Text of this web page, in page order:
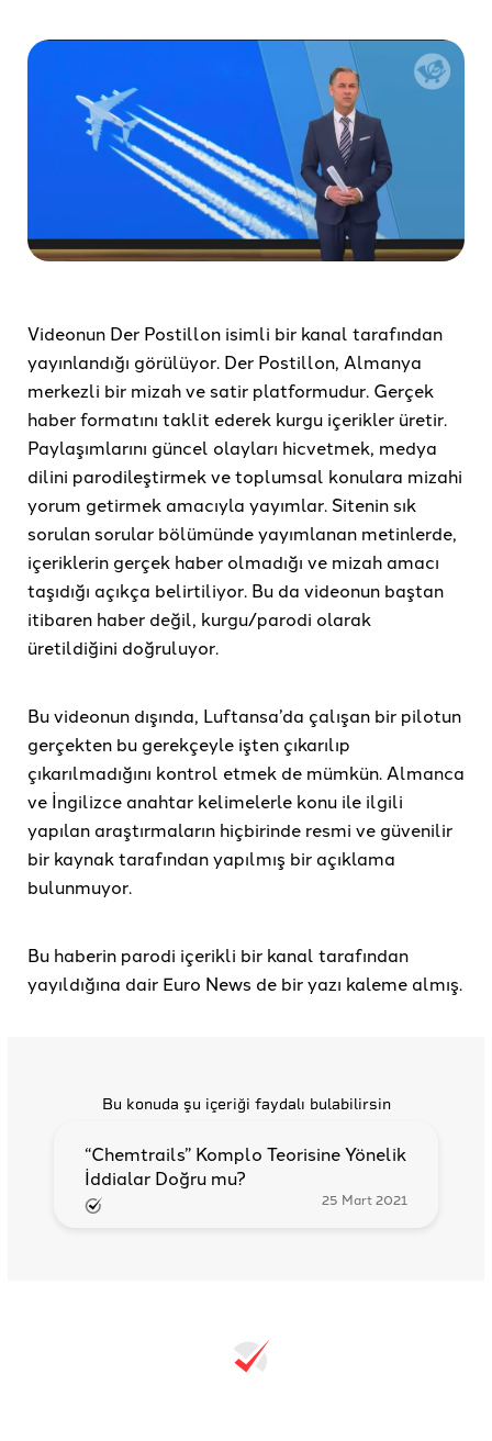
Videonun Der Postillon isimli bir kanal tarafından
yayınlandığı görülüyor. Der Postillon, Almanya
merkezli bir mizah ve satir platformudur. Gerçek
haber formatını taklit ederek kurgu içerikler üretir.
Paylaşımlarını güncel olayları hicvetmek, medya
dilini parodileştirmek ve toplumsal konulara mizahi
yorum getirmek amacıyla yayımlar. Sitenin sık
sorulan sorular bölümünde yayımlanan metinlerde,
içeriklerin gerçek haber olmadığı ve mizah amacı
taşıdığı açıkça belirtiliyor. Bu da videonun baştan
itibaren haber değil, kurgu/parodi olarak
üretildiğini doğruluyor.
Bu videonun dışında, Luftansa’da çalışan bir pilotun
gerçekten bu gerekçeyle işten çıkarılıp
çıkarılmadığını kontrol etmek de mümkün. Almanca
ve İngilizce anahtar kelimelerle konu ile ilgili
yapılan araştırmaların hiçbirinde resmi ve güvenilir
bir kaynak tarafından yapılmış bir açıklama
bulunmuyor.
Bu haberin parodi içerikli bir kanal tarafından
yayıldığına dair Euro News de bir yazı kaleme almış.
Bu konuda şu içeriği faydalı bulabilirsin
“Chemtrails” Komplo Teorisine Yönelik
İddialar Doğru mu?
25 Mart 2021